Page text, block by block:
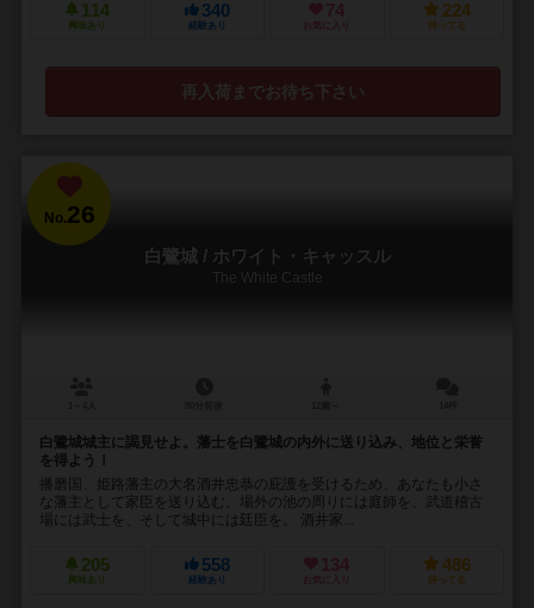
114
興味あり
340
経験あり
74
お気に入り
224
持ってる
再入荷までお待ち下さい
No.26
白鷺城 / ホワイト・キャッスル
The White Castle
白鷺城城主に謁見せよ。藩士を白鷺城の内外に送り込み、地位と栄誉
を得よう！
播磨国、姫路藩主の大名酒井忠恭の庇護を受けるため、あなたも小さ
な藩主として家臣を送り込む。場外の池の周りには庭師を、武道稽古
場には武士を、そして城中には廷臣を。 酒井家...
205
興味あり
558
経験あり
134
お気に入り
486
持ってる